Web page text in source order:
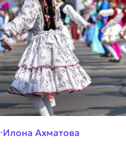
·Илона Ахматова